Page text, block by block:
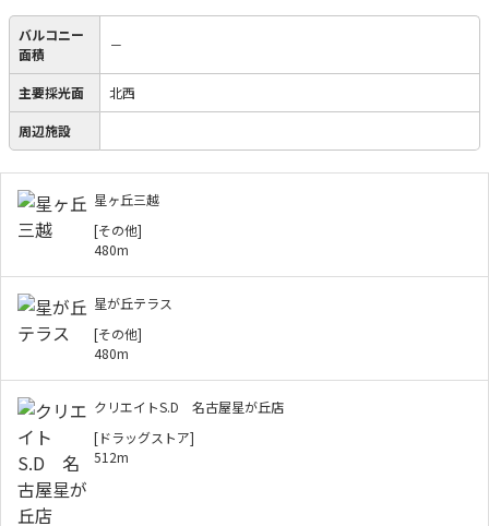
バルコニー
面積
－
主要採光面 北西
周辺施設
星ヶ丘三越
[その他]
480m
星が丘テラス
[その他]
480m
クリエイトS.D 名古屋星が丘店
[ドラッグストア]
512m